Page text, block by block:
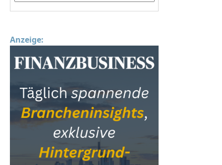
Anzeige: